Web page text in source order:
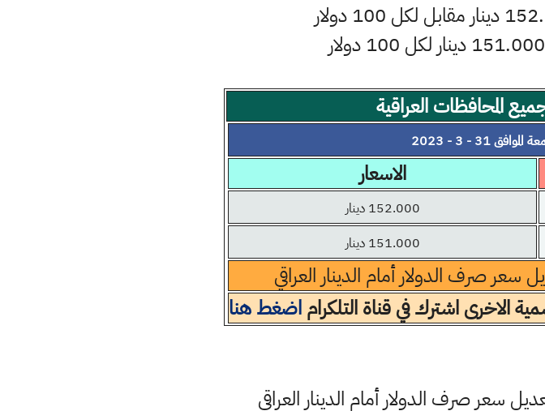
المحافظات العراقية
31 - 3 - 2023
الاسعار
152.000 دينار
151.000 دينار
سعر صرف الدولار أمام الدينار العراقي
الاخرى اشترك في قناة التلكراماضغط هنا
سعر صرف الدولار أمام الدينار العراقي